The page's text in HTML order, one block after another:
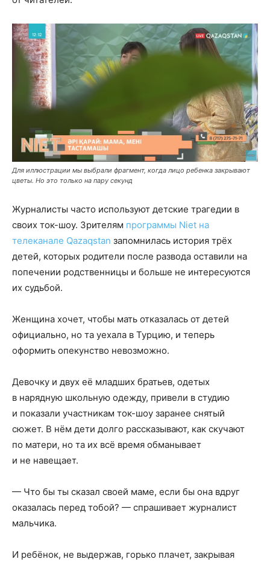
Для иллюстрации мы выбрали фрагмент, когда лицо ребенка закрывают
цветы. Но это только на пару секунд
Журналисты часто используют детские трагедии в
своих ток-шоу. Зрителям программы Niet на
телеканале Qazaqstan запомнилась история трёх
детей, которых родители после развода оставили на
попечении родственницы и больше не интересуются
их судьбой.
Женщина хочет, чтобы мать отказалась от детей
официально, но та уехала в Турцию, и теперь
оформить опекунство невозможно.
Девочку и двух её младших братьев, одетых
в нарядную школьную одежду, привели в студию
и показали участникам ток-шоу заранее снятый
сюжет. В нём дети долго рассказывают, как скучают
по матери, но та их всё время обманывает
и не навещает.
— Что бы ты сказал своей маме, если бы она вдруг
оказалась перед тобой? — спрашивает журналист
мальчика.
И ребёнок, не выдержав, горько плачет, закрывая